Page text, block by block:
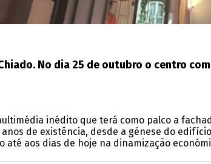
No dia 25 de outubro o centro
inédito que terá como palco a
de existência, desde a génese do
aos dias de hoje na dinamização